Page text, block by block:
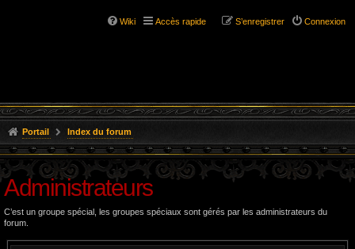
Wiki Accès rapide Connexion
S’enregistrer
Portail Index du forum
Administrateurs
C’est un groupe spécial, les groupes spéciaux sont gérés par les administrateurs du
forum.